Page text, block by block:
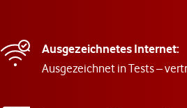
Ausgezeichnetes Internet:
Ausgezeichnet in Tests –